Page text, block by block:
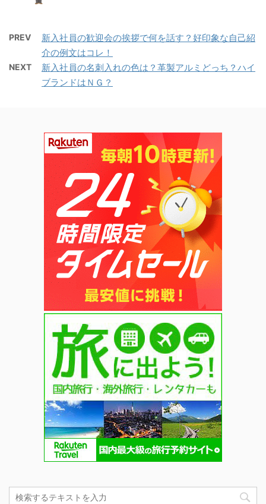
PREV
新入社員の歓迎会の挨拶で何を話す？好印象な自己紹
介の例文はコレ！
NEXT
新入社員の名刺入れの色は？革製アルミどっち？ハイ
ブランドはＮＧ？